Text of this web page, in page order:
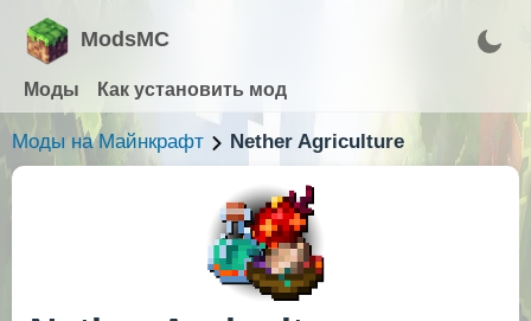
ModsMC
Моды Как установить мод
Моды на Майнкрафт Nether Agriculture